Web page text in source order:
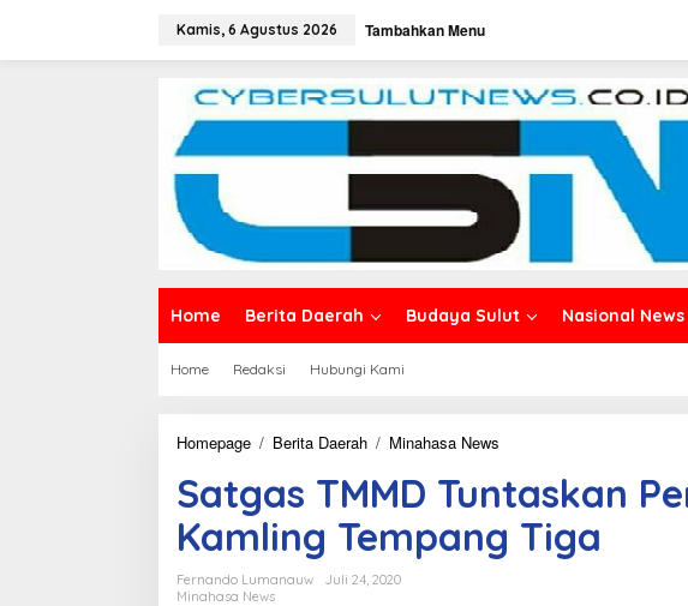
w
Kamis, 6 Agustus 2026 Tambahkan Menu
Home Berita Daerah Budaya Sulut Nasional News
Home Redaksi Hubungi Kami
Homepage / Berita Daerah / Minahasa News
t
g
a
s
Satgas TMMD Tuntaskan
Kamling Tempang Tiga
Fernando Lumanauw
Juli 24, 2020
Minahasa News